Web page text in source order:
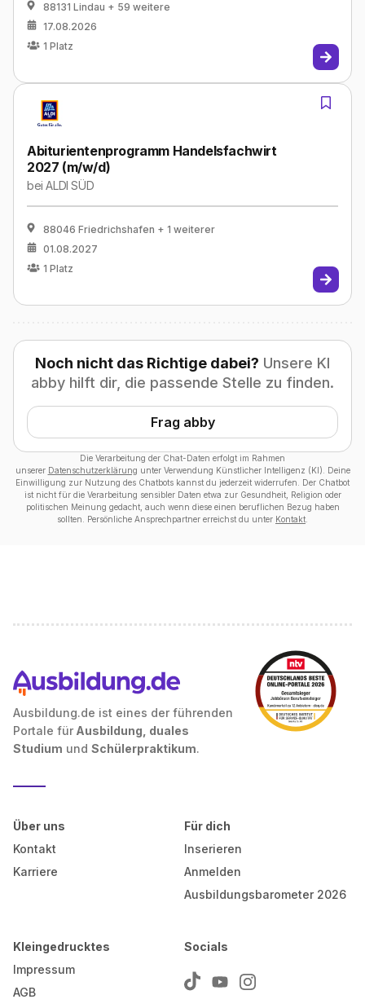
88131 Lindau + 59 weitere
17.08.2026
1 Platz
Abiturientenprogramm Handelsfachwirt
2027 (m/w/d)
beiALDI SÜD
88046 Friedrichshafen + 1 weiterer
01.08.2027
1 Platz
Noch nicht das Richtige dabei? Unsere KI
abby hilft dir, die passende Stelle zu finden.
Frag abby
Die Verarbeitung der Chat-Daten erfolgt im Rahmen
unserer Datenschutzerklärung unter Verwendung Künstlicher Intelligenz (KI). Deine
Einwilligung zur Nutzung des Chatbots kannst du jederzeit widerrufen. Der Chatbot
ist nicht für die Verarbeitung sensibler Daten etwa zur Gesundheit, Religion oder
politischen Meinung gedacht, auch wenn diese einen beruflichen Bezug haben
sollten. Persönliche Ansprechpartner erreichst du unter Kontakt
Ausbildung.de ist eines der führenden
Portale für Ausbildung, duales
Studium und Schülerpraktikum.
Über uns
Kontakt
Karriere
Für dich
Inserieren
Anmelden
Ausbildungsbarometer 2026
Kleingedrucktes
Impressum
AGB
Socials